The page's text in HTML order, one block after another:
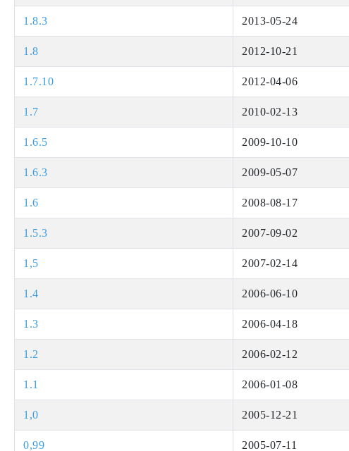
1.8.3 2013-05-24
1.8 2012-10-21
1.7.10 2012-04-06
1.7 2010-02-13
1.6.5 2009-10-10
1.6.3 2009-05-07
1.6 2008-08-17
1.5.3 2007-09-02
1,5 2007-02-14
1.4 2006-06-10
1.3 2006-04-18
1.2 2006-02-12
1.1 2006-01-08
1,0 2005-12-21
0,99 2005-07-11